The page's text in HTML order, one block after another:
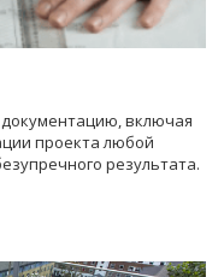
включая
проекта любой
результата.